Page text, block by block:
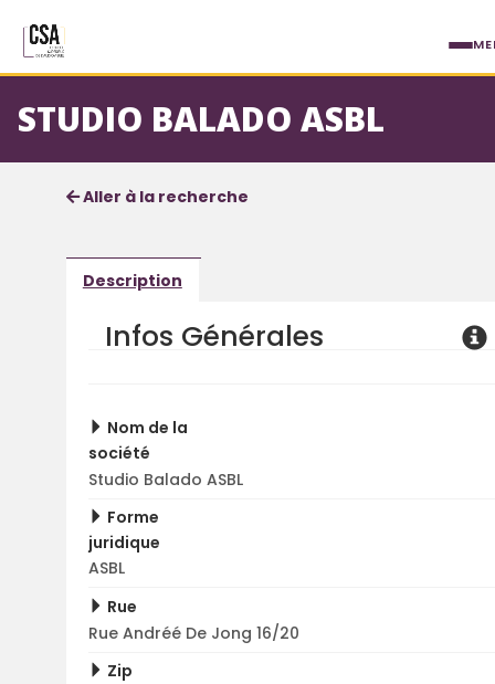
STUDIO BALADO ASBL
Fiche société
Informations détaillées
Aller à la recherche
Description
Infos Générales
Nom de la
société
Studio Balado ASBL
Forme
juridique
ASBL
Rue
Rue Andréé De Jong 16/20
Zip